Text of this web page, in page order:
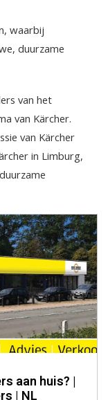
waarbij
duurzame
van het
van Kärcher.
van Kärcher
in Limburg,
aan huis? |
| NL